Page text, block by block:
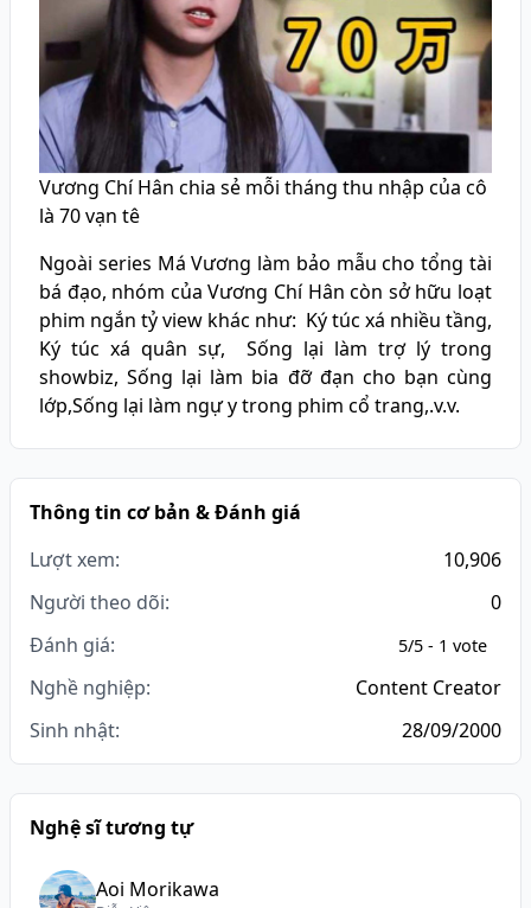
Vương Chí Hân chia sẻ mỗi tháng thu nhập của cô
là 70 vạn tê
Ngoài series Má Vương làm bảo mẫu cho tổng tài
bá đạo, nhóm của Vương Chí Hân còn sở hữu loạt
phim ngắn tỷ view khác như: Ký túc xá nhiều tầng,
Ký túc xá quân sự, Sống lại làm trợ lý trong
showbiz, Sống lại làm bia đỡ đạn cho bạn cùng
lớp,Sống lại làm ngự y trong phim cổ trang,.v.v.
Thông tin cơ bản & Đánh giá
Lượt xem:
10,906
Người theo dõi:
0
Đánh giá:
5/5 - 1 vote
Nghề nghiệp:
Content Creator
Sinh nhật:
28/09/2000
Nghệ sĩ tương tự
Aoi Morikawa